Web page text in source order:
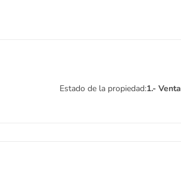
Estado de la propiedad:1.- Venta